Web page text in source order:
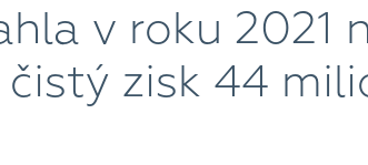
v roku 2021
zisk 44